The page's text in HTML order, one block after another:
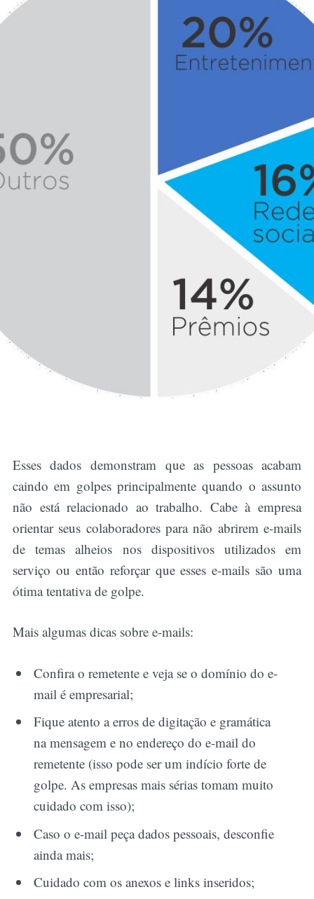
Esses dados demonstram que as pessoas acabam
caindo em golpes principalmente quando o assunto
não está relacionado ao trabalho. Cabe à empresa
orientar seus colaboradores para não abrirem e-mails
de temas alheios nos dispositivos utilizados em
serviço ou então reforçar que esses e-mails são uma
ótima tentativa de golpe.
Mais algumas dicas sobre e-mails:
Confira o remetente e veja se o domínio do e-
mail é empresarial;
Fique atento a erros de digitação e gramática
na mensagem e no endereço do e-mail do
remetente (isso pode ser um indício forte de
golpe. As empresas mais sérias tomam muito
cuidado com isso);
Caso o e-mail peça dados pessoais, desconfie
ainda mais;
Cuidado com os anexos e links inseridos;